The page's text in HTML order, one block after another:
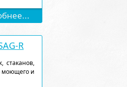
R
стаканов,
моющего и